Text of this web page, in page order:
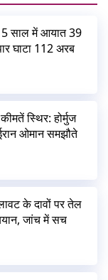
5 साल में आयात 39
घाटा 112 अरब
स्थिर: होर्मुज
ओमान समझौते
के दावों पर तेल
जांच में सच